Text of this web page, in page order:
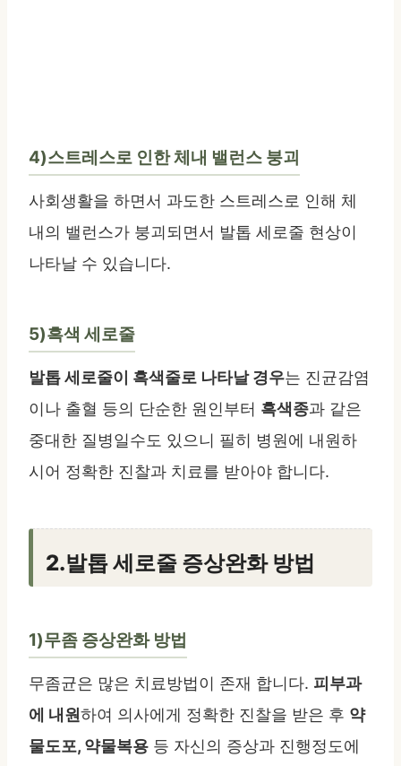
4)스트레스로 인한 체내 밸런스 붕괴
사회생활을 하면서 과도한 스트레스로 인해 체
내의 밸런스가 붕괴되면서 발톱 세로줄 현상이
나타날 수 있습니다.
5)흑색 세로줄
발톱 세로줄이 흑색줄로 나타날 경우는 진균감염
이나 출혈 등의 단순한 원인부터 흑색종과 같은
중대한 질병일수도 있으니 필히 병원에 내원하
시어 정확한 진찰과 치료를 받아야 합니다.
2.발톱 세로줄 증상완화 방법
1)무좀 증상완화 방법
무좀균은 많은 치료방법이 존재 합니다. 피부과
에 내원하여 의사에게 정확한 진찰을 받은 후 약
물도포, 약물복용 등 자신의 증상과 진행정도에